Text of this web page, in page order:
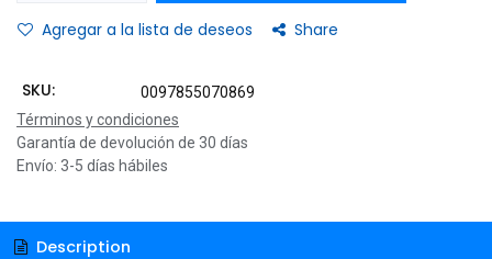
Agregar a la lista de deseos Share
SKU:
0097855070869
Términos y condiciones
Garantía de devolución de 30 días
Envío: 3-5 días hábiles
Description